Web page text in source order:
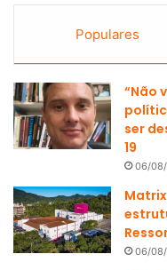
Populares
“Não
ser
19
06/
06/